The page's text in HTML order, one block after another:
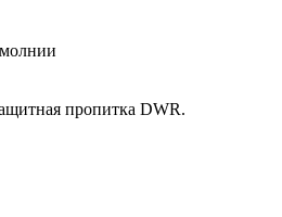
пропитка DWR.